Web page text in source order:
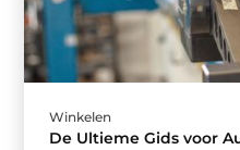
Winkelen
De Ultieme Gids voor